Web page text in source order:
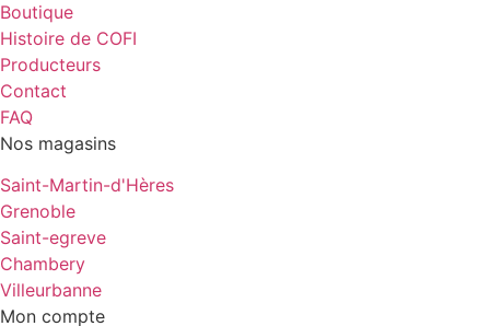
Boutique
Histoire de COFI
Producteurs
Contact
FAQ
Nos magasins
Saint-Martin-d'Hères
Grenoble
Saint-egreve
Chambery
Villeurbanne
Mon compte